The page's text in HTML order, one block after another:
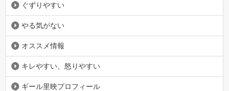
ぐずりやすい
やる気がない
オススメ情報
キレやすい、怒りやすい
ギール里映プロフィール